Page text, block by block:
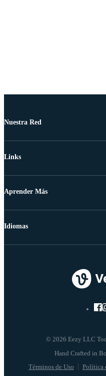
Nuestra Red
Links
Aprender Más
© 2026 Eezy LLC
Términos de Uso Política
Idiomas